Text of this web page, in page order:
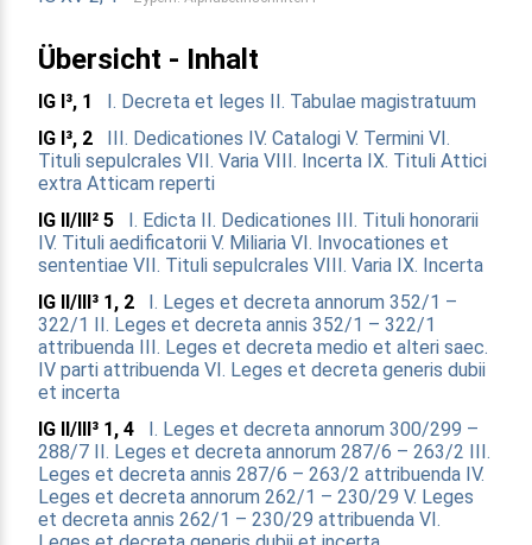
Übersicht - Inhalt
IG I³, 1 I. Decreta et leges II. Tabulae magistratuum
IG I³, 2
III. Dedicationes IV. Catalogi V. Termini VI.
Tituli sepulcrales VII. Varia VIII. Incerta IX. Tituli Attici
extra Atticam reperti
IG II/III² 5
I. Edicta II. Dedicationes III. Tituli honorarii
IV. Tituli aedificatorii V. Miliaria VI. Invocationes et
sententiae VII. Tituli sepulcrales VIII. Varia IX. Incerta
IG II/III³ 1, 2
I. Leges et decreta annorum 352/1 –
322/1 II. Leges et decreta annis 352/1 – 322/1
attribuenda III. Leges et decreta medio et alteri saec.
IV parti attribuenda VI. Leges et decreta generis dubii
et incerta
IG II/III³ 1, 4
I. Leges et decreta annorum 300/299 –
288/7 II. Leges et decreta annorum 287/6 – 263/2 III.
Leges et decreta annis 287/6 – 263/2 attribuenda IV.
Leges et decreta annorum 262/1 – 230/29 V. Leges
et decreta annis 262/1 – 230/29 attribuenda VI.